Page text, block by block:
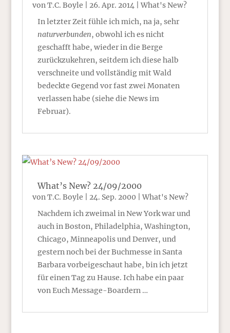
vonT.C. Boyle 26. Apr. 2014|What's New?
In letzter Zeit fühle ich mich, na ja, sehr
naturverbunden, obwohl ich es nicht
geschafft habe, wieder in die Berge
zurückzukehren, seitdem ich diese halb
verschneite und vollständig mit Wald
bedeckte Gegend vor fast zwei Monaten
verlassen habe (siehe die News im
Februar).
What’s New? 24/09/2000
vonT.C. Boyle 24. Sep. 2000 |What's New?
Nachdem ich zweimal in New York war und
auch in Boston, Philadelphia, Washington,
Chicago, Minneapolis und Denver, und
gestern noch bei der Buchmesse in Santa
Barbara vorbeigeschaut habe, bin ich jetzt
für einen Tag zu Hause. Ich habe ein paar
von Euch Message-Boardern …